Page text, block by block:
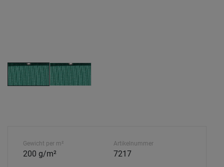
Gewicht per m²
200 g/m²
Artikelnummer
7217